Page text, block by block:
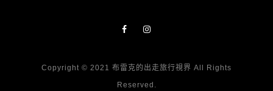
Copyright © 2021 布雷克的出走旅行視界 All Rights
Reserved.